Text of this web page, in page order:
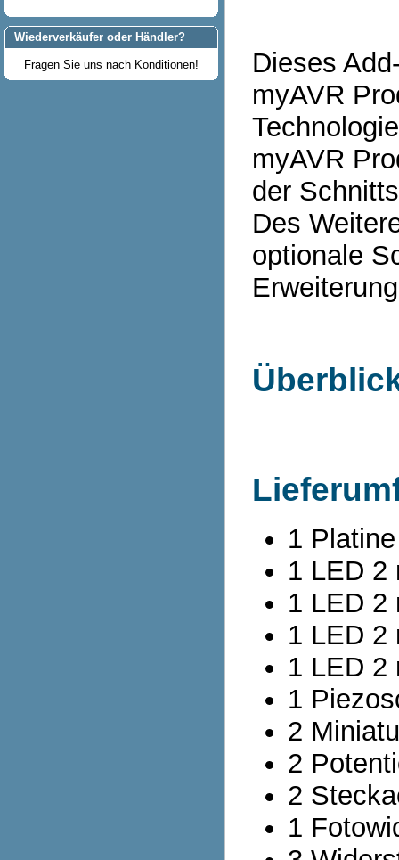
Wiederverkäufer oder Händler?
Fragen Sie uns nach Konditionen!
Dieses
myAVR
myAVR
der
Des
optionale
1
1 LED 2
1 LED 2
1 LED 2
1 LED 2
1
2
2
2
1